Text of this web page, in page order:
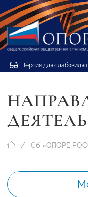
Версия для
Об «ОПОРЕ